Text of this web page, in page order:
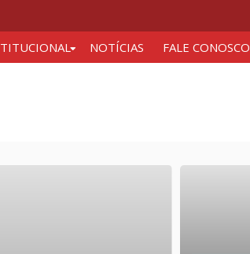
NOTÍCIAS FALE CONOSCO